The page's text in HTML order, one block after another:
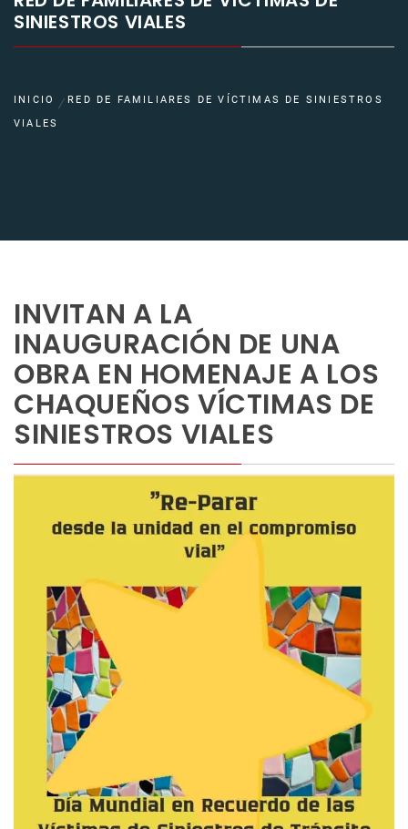
SINIESTROS VIALES
INICIO
RED DE FAMILIARES DE VÍCTIMAS DE SINIESTROS
VIALES
INVITAN A LA
INAUGURACIÓN DE UNA
OBRA EN HOMENAJE A LOS
CHAQUEÑOS VÍCTIMAS DE
SINIESTROS VIALES